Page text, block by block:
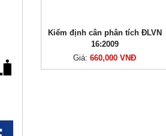
Kiểm định cân phân tích ĐLVN
16:2009
Giá:660,000 VNĐ